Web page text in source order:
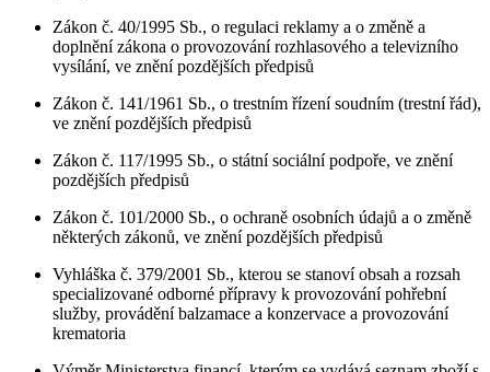
Zákon č. 40/1995 Sb., o regulaci reklamy a o změně a
doplnění zákona o provozování rozhlasového a televizního
vysílání, ve znění pozdějších předpisů
Zákon č. 141/1961 Sb., o trestním řízení soudním (trestní řád),
ve znění pozdějších předpisů
Zákon č. 117/1995 Sb., o státní sociální podpoře, ve znění
pozdějších předpisů
Zákon č. 101/2000 Sb., o ochraně osobních údajů a o změně
některých zákonů, ve znění pozdějších předpisů
Vyhláška č. 379/2001 Sb., kterou se stanoví obsah a rozsah
specializované odborné přípravy k provozování pohřební
služby, provádění balzamace a konzervace a provozování
krematoria